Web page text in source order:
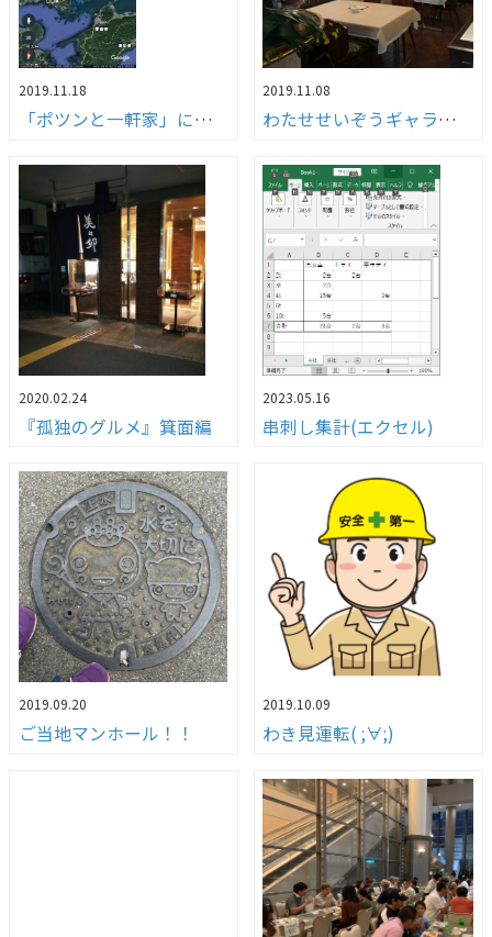
2019.11.18
「ポツンと一軒家」に故郷が登場！！
2019.11.08
わたせせいぞうギャラリー武庫之荘withダ・ヴィンチ」へ行ってきました！！
2020.02.24
『孤独のグルメ』箕面編
2023.05.16
串刺し集計(エクセル)
2019.09.20
ご当地マンホール！！
2019.10.09
わき見運転( ;∀;)